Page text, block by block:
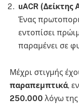
uACR (Δείκτης
Ένας
εντοπίσει
παραμένει σε
Μέχρι στιγμής
παραπεμπτικά,
250.000 λόγω